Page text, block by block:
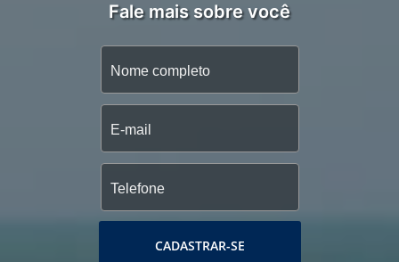
Fale mais sobre você
CADASTRAR-SE